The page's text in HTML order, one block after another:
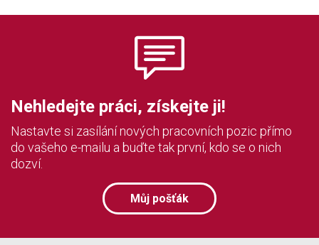
Nehledejte práci, získejte ji!
Nastavte si zasílání nových pracovních pozic přímo
do vašeho e-mailu a buďte tak první, kdo se o nich
dozví.
Můj pošťák